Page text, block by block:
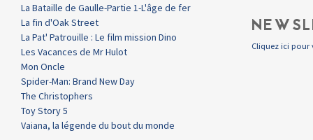
La Bataille de Gaulle-Partie 1-L'âge de fer
La fin d'Oak Street
La Pat' Patrouille : Le film mission Dino
Les Vacances de Mr Hulot
Mon Oncle
Spider-Man: Brand New Day
The Christophers
Toy Story 5
Vaiana, la légende du bout du monde
Cliquez ici pour